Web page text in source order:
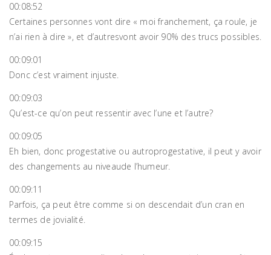
00:08:52
Certaines personnes vont dire « moi franchement, ça roule, je
n’ai rien à dire », et d’autresvont avoir 90% des trucs possibles.
00:09:01
Donc c’est vraiment injuste.
00:09:03
Qu’est-ce qu’on peut ressentir avec l’une et l’autre?
00:09:05
Eh bien, donc progestative ou autroprogestative, il peut y avoir
des changements au niveaude l’humeur.
00:09:11
Parfois, ça peut être comme si on descendait d’un cran en
termes de jovialité.
00:09:15